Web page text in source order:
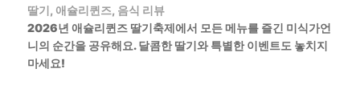
딸기, 애슐리퀸즈, 음식 리뷰
2026년 애슐리퀸즈 딸기축제에서 모든 메뉴를 즐긴 미식가언
니의 순간을 공유해요. 달콤한 딸기와 특별한 이벤트도 놓치지
마세요!